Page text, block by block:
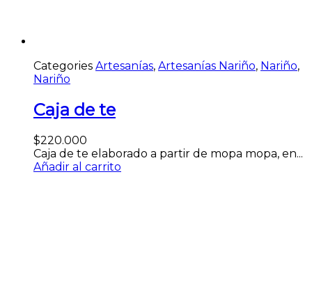
Categories Artesanías, Artesanías Nariño, Nariño,
Nariño
Caja de te
$220.000
Caja de te elaborado a partir de mopa mopa, en...
Añadir al carrito